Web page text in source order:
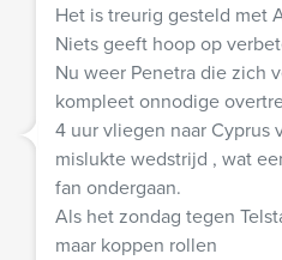
Het is treurig gesteld met
Niets geeft hoop op
Nu weer Penetra die zich
kompleet onnodige
4 uur vliegen naar Cyprus
mislukte wedstrijd , wat
fan ondergaan.
Als het zondag tegen
maar koppen rollen